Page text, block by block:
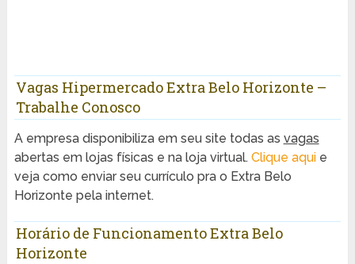
Vagas Hipermercado Extra Belo Horizonte –
Trabalhe Conosco
A empresa disponibiliza em seu site todas as vagas
abertas em lojas físicas e na loja virtual. Clique aqui e
veja como enviar seu currículo pra o Extra Belo
Horizonte pela internet.
Horário de Funcionamento Extra Belo
Horizonte